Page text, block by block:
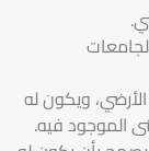
ويكون له
الموجود فيه.